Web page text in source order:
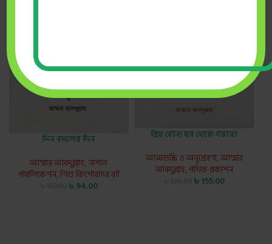
দিন বদলের দিন
আম্মার আবদুল্লাহ,নাশাত
পাবলিকেশন,শিশু কিশোরদের বই
৳94.00
প্রিয় বোন! ঘর থেকে গন্তব্যে
আত্মশুদ্ধি ও অনুপ্রেরণা,আম্মার
আবদুল্লাহ, পথিক প্রকাশন
৳155.00